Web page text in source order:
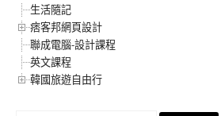
生活隨記
痞客邦網頁設計
聯成電腦-設計課程
英文課程
韓國旅遊自由行